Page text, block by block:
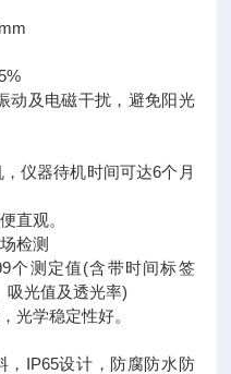
动及电磁干扰，避免阳光
仪器待机时间可达6个月
直观。
检测
个测定值(含带时间标签
吸光值及透光率)
光学稳定性好。
，IP65设计，防腐防水防